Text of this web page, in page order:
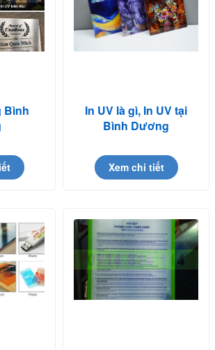
Bình
In UV là gì, In UV tại
Bình Dương
Xem chi tiết